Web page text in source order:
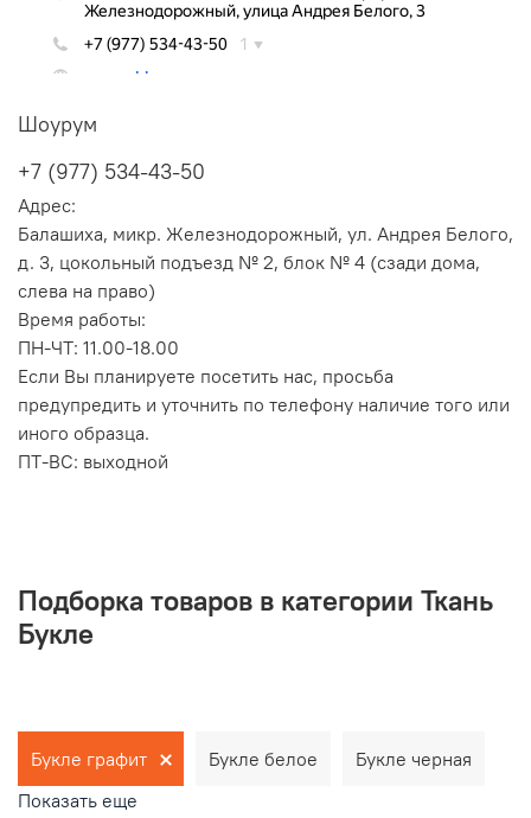
Шоурум
+7 (977) 534-43-50
Адрес:
Балашиха, микр. Железнодорожный, ул. Андрея Белого,
д. 3, цокольный подъезд № 2, блок № 4 (сзади дома,
слева на право)
Время работы:
ПН-ЧТ: 11.00-18.00
Если Вы планируете посетить нас, просьба
предупредить и уточнить по телефону наличие того или
иного образца.
ПТ-ВС: выходной
Подборка товаров в категории Ткань
Букле
Букле графит Букле белое
Букле черная
Показать еще